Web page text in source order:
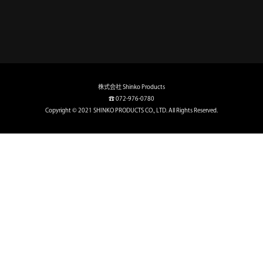
株式会社 Shinko Products
☎ 072-976-0780
Copyright © 2021 SHINKO PRODUCTS CO., LTD. All Rights Reserved.